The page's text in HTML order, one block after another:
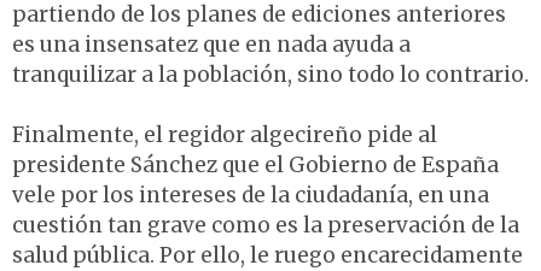
partiendo de los planes de ediciones anteriores
es una insensatez que en nada ayuda a
tranquilizar a la población, sino todo lo contrario.
Finalmente, el regidor algecireño pide al
presidente Sánchez que el Gobierno de España
vele por los intereses de la ciudadanía, en una
cuestión tan grave como es la preservación de la
salud pública. Por ello, le ruego encarecidamente